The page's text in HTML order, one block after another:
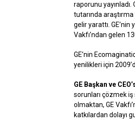
raporunu
tutarında
gelir yarattı.
Vakfı’ndan gelen
GE’nin
yenilikleri için
GE Başkan ve
sorunları çözmek
olmaktan, GE
katkılardan dolayı